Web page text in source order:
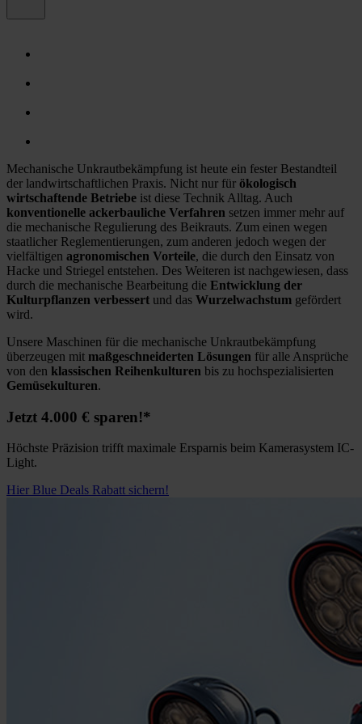
Mechanische Unkrautbekämpfung ist heute ein fester Bestandteil
der landwirtschaftlichen Praxis. Nicht nur für ökologisch
wirtschaftende Betriebe ist diese Technik Alltag. Auch
konventionelle ackerbauliche Verfahren setzen immer mehr auf
die mechanische Regulierung des Beikrauts. Zum einen wegen
staatlicher Reglementierungen, zum anderen jedoch wegen der
vielfältigen agronomischen Vorteile, die durch den Einsatz von
Hacke und Striegel entstehen. Des Weiteren ist nachgewiesen, dass
durch die mechanische Bearbeitung die Entwicklung der
Kulturpflanzen verbessert und das Wurzelwachstum gefördert
wird.
Unsere Maschinen für die mechanische Unkrautbekämpfung
überzeugen mit maßgeschneiderten Lösungen für alle Ansprüche
von den klassischen Reihenkulturen bis zu hochspezialisierten
Gemüsekulturen.
Jetzt 4.000 € sparen!*
Höchste Präzision trifft maximale Ersparnis beim Kamerasystem IC-
Light.
Hier Blue Deals Rabatt sichern!